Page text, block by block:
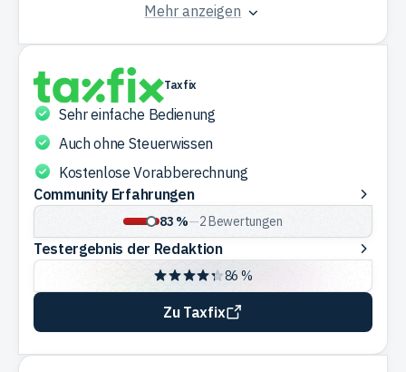
Mehr anzeigen
Taxfix
Sehr einfache Bedienung
Auch ohne Steuerwissen
Kostenlose Vorabberechnung
Community
Erfahrungen
Community Erfahrungen
83 %—2 Bewertungen
Testergebnis
der
Redaktion
Testergebnis der Redaktion
86 %
Zu Taxfix